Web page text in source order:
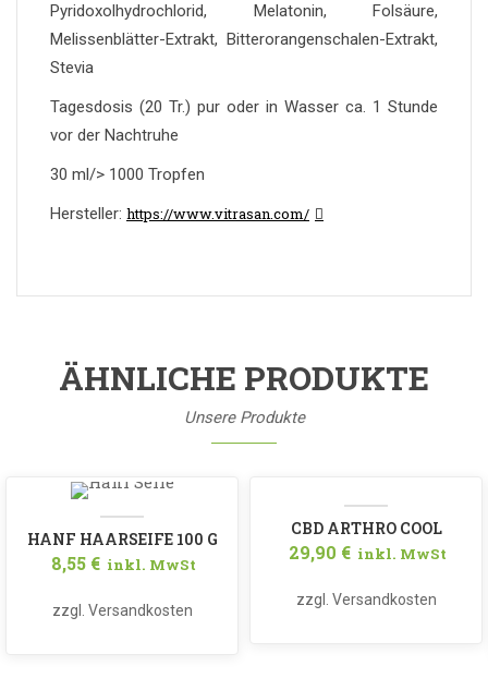
Pyridoxolhydrochlorid, Melatonin, Folsäure,
Melissenblätter-Extrakt, Bitterorangenschalen-Extrakt,
Stevia
Tagesdosis (20 Tr.) pur oder in Wasser ca. 1 Stunde
vor der Nachtruhe
30 ml/> 1000 Tropfen
Hersteller: https://www.vitrasan.com/
ÄHNLICHE PRODUKTE
Unsere Produkte
zzgl. Versandkosten
HANF HAARSEIFE 100 G
OHNE PALMÖL
8,55 € inkl. MwSt
zzgl. Versandkosten
CBD ARTHRO COOL
29,90 € inkl. MwSt